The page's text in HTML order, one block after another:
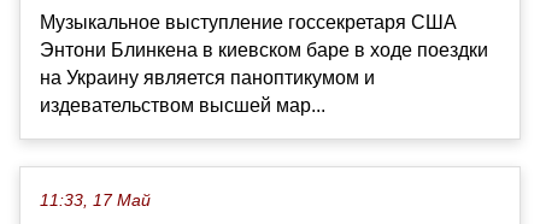
Музыкальное выступление госсекретаря США
Энтони Блинкена в киевском баре в ходе поездки
на Украину является паноптикумом и
издевательством высшей мар...
11:33, 17 Май